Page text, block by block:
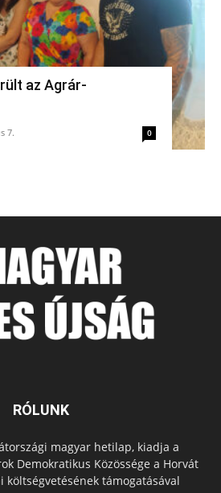
az Agrár-
7. 0
RÓLUNK
magyar hetilap, kiadja a
Demokratikus Közössége a Horvát
költségvetésének támogatásával